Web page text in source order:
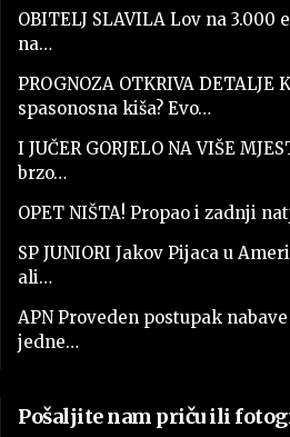
OBITELJ SLAVILA Lov na
na…
PROGNOZA OTKRIVA DETALJE
spasonosna kiša? Evo…
I JUČER GORJELO NA VIŠE
brzo…
OPET NIŠTA! Propao i zadnji
SP JUNIORI Jakov Pijaca u
ali…
APN Proveden postupak
jedne…
Pošaljite nam priču ili